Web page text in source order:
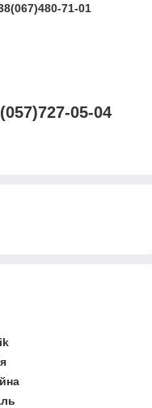
71-01
05-04